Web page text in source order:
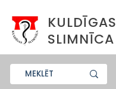
KULDĪGAS
SLIMNĪCA